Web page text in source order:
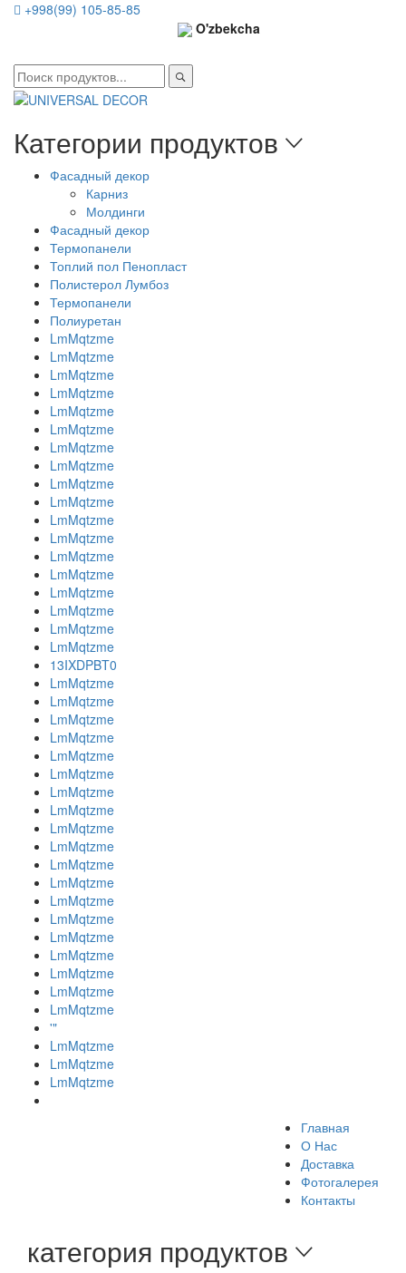
+998(99) 105-85-85
O'zbekcha
Категории продуктов
Фасадный декор
Карниз
Молдинги
Фасадный декор
Термопанели
Топлий пол Пенопласт
Полистерол Лумбоз
Термопанели
Полиуретан
LmMqtzme
LmMqtzme
LmMqtzme
LmMqtzme
LmMqtzme
LmMqtzme
LmMqtzme
LmMqtzme
LmMqtzme
LmMqtzme
LmMqtzme
LmMqtzme
LmMqtzme
LmMqtzme
LmMqtzme
LmMqtzme
LmMqtzme
LmMqtzme
13IXDPBT0
LmMqtzme
LmMqtzme
LmMqtzme
LmMqtzme
LmMqtzme
LmMqtzme
LmMqtzme
LmMqtzme
LmMqtzme
LmMqtzme
LmMqtzme
LmMqtzme
LmMqtzme
LmMqtzme
LmMqtzme
LmMqtzme
LmMqtzme
LmMqtzme
LmMqtzme
'"
LmMqtzme
LmMqtzme
LmMqtzme
Главная
О Нас
Доставка
Фотогалерея
Контакты
категория продуктов